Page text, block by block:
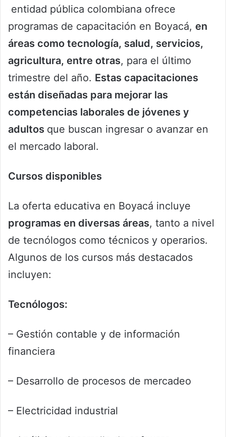
entidad pública colombiana ofrece
programas de capacitación en Boyacá, en
áreas como tecnología, salud, servicios,
agricultura, entre otras, para el último
trimestre del año. Estas capacitaciones
están diseñadas para mejorar las
competencias laborales de jóvenes y
adultos que buscan ingresar o avanzar en
el mercado laboral.
Cursos disponibles
La oferta educativa en Boyacá incluye
programas en diversas áreas, tanto a nivel
de tecnólogos como técnicos y operarios.
Algunos de los cursos más destacados
incluyen:
Tecnólogos:
– Gestión contable y de información
financiera
– Desarrollo de procesos de mercadeo
– Electricidad industrial